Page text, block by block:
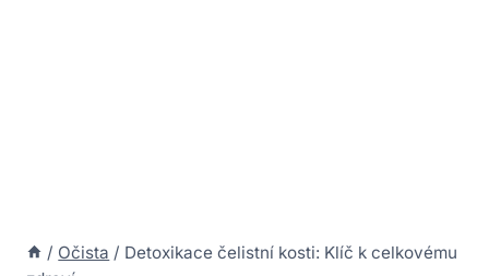
/ Očista / Detoxikace čelistní kosti: Klíč k celkovému